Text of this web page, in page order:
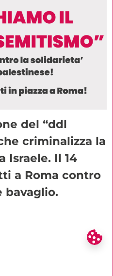
del “ddl
criminalizza la
Israele. Il 14
a Roma contro
bavaglio.